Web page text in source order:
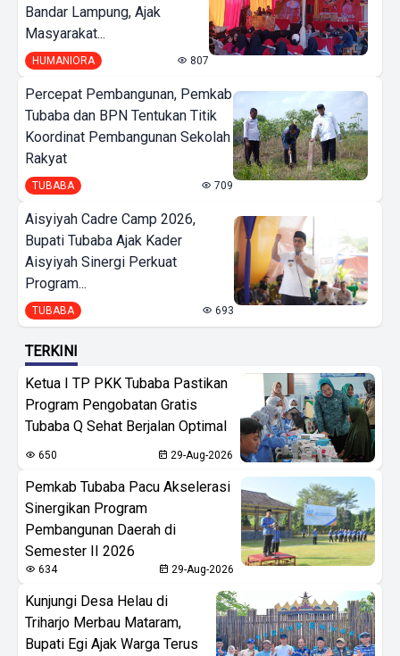
Bandar Lampung, Ajak
Masyarakat...
HUMANIORA 807
Percepat Pembangunan, Pemkab
Tubaba dan BPN Tentukan Titik
Koordinat Pembangunan Sekolah
Rakyat
TUBABA 709
Aisyiyah Cadre Camp 2026,
Bupati Tubaba Ajak Kader
Aisyiyah Sinergi Perkuat
Program...
TUBABA 693
TERKINI
Ketua I TP PKK Tubaba Pastikan
Program Pengobatan Gratis
Tubaba Q Sehat Berjalan Optimal
650 29-Aug-2026
Pemkab Tubaba Pacu Akselerasi
Sinergikan Program
Pembangunan Daerah di
Semester II 2026
634 29-Aug-2026
Kunjungi Desa Helau di
Triharjo Merbau Mataram,
Bupati Egi Ajak Warga Terus